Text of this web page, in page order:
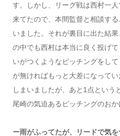
す。しかし、リーグ戦は西村一
来てたので、本間監督と相談す
いました。それが裏目に出た結
の中でも西村は本当に良く投げ
いがつくようなピッチングをし
が無ければもっと大差になって
しまいましたが、あと1点という
尾崎の気迫あるピッチングのおか
ー雨がふってたが、リードで気